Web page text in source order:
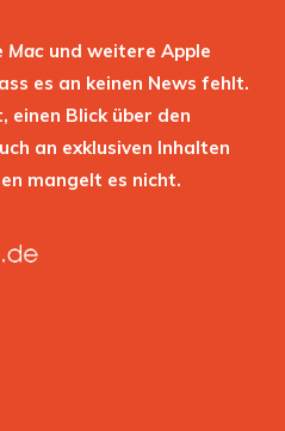
Mac und weitere Apple
es an keinen News fehlt.
einen Blick über den
an exklusiven Inhalten
mangelt es nicht.